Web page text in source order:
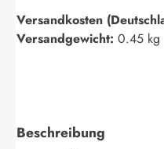
Versandkosten
Versandgewicht: 0.45 kg
Beschreibung